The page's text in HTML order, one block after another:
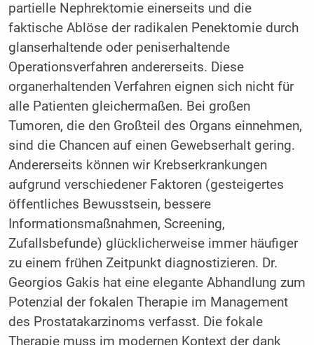
partielle Nephrektomie einerseits und die
faktische Ablöse der radikalen Penektomie durch
glanserhaltende oder peniserhaltende
Operationsverfahren andererseits. Diese
organerhaltenden Verfahren eignen sich nicht für
alle Patienten gleichermaßen. Bei großen
Tumoren, die den Großteil des Organs einnehmen,
sind die Chancen auf einen Gewebserhalt gering.
Andererseits können wir Krebserkrankungen
aufgrund verschiedener Faktoren (gesteigertes
öffentliches Bewusstsein, bessere
Informationsmaßnahmen, Screening,
Zufallsbefunde) glücklicherweise immer häufiger
zu einem frühen Zeitpunkt diagnostizieren. Dr.
Georgios Gakis hat eine elegante Abhandlung zum
Potenzial der fokalen Therapie im Management
des Prostatakarzinoms verfasst. Die fokale
Therapie muss im modernen Kontext der dank